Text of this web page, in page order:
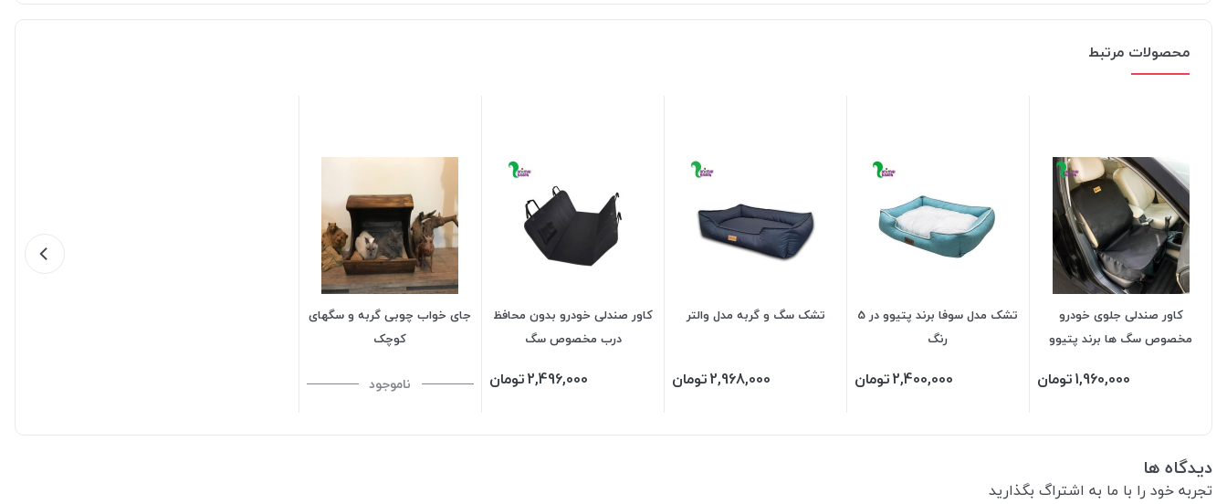
محصولات مرتبط
کاور صندلی جلوی خودرو
مخصوص سگ ها برند پتیوو
1,960,000تومان
تشک مدل سوفا برند پتیوو در 5
رنگ
2,400,000تومان
تشک سگ و گربه مدل والتر
2,968,000تومان
کاور صندلی خودرو بدون محافظ
درب مخصوص سگ
2,496,000تومان
جای خواب چوبی گربه و سگهای
کوچک
ناموجود
دیدگاه ها
تجربه خود را با ما به اشتراگ بگذارید